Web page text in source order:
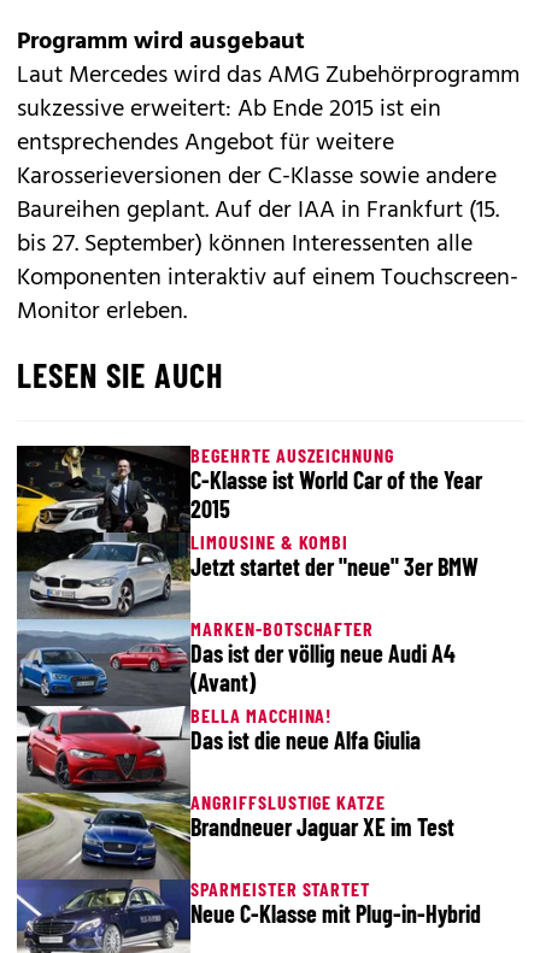
Programm wird ausgebaut
Laut Mercedes wird das AMG Zubehörprogramm
sukzessive erweitert: Ab Ende 2015 ist ein
entsprechendes Angebot für weitere
Karosserieversionen der C-Klasse sowie andere
Baureihen geplant. Auf der IAA in Frankfurt (15.
bis 27. September) können Interessenten alle
Komponenten interaktiv auf einem Touchscreen-
Monitor erleben.
LESEN SIE AUCH
BEGEHRTE AUSZEICHNUNG
C-Klasse ist World Car of the Year
2015
LIMOUSINE & KOMBI
Jetzt startet der "neue" 3er BMW
MARKEN-BOTSCHAFTER
Das ist der völlig neue Audi A4
(Avant)
BELLA MACCHINA!
Das ist die neue Alfa Giulia
ANGRIFFSLUSTIGE KATZE
Brandneuer Jaguar XE im Test
SPARMEISTER STARTET
Neue C-Klasse mit Plug-in-Hybrid